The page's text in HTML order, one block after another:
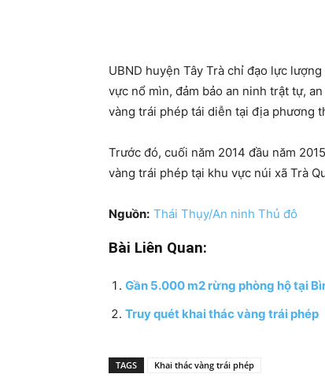
UBND huyện Tây Trà chỉ đạo lực
vực nổ mìn, đảm bảo an ninh trật tự,
vàng trái phép tái diễn tại địa phương
Trước đó, cuối năm 2014 đầu năm
vàng trái phép tại khu vực núi xã Trà
Nguồn: Thái Thụy/An ninh Thủ đô
Bài Liên Quan:
Gần 5.000 m2 rừng phòng hộ tại
Truy quét khai thác vàng trái phép
TAGS Khai thác vàng trái phép